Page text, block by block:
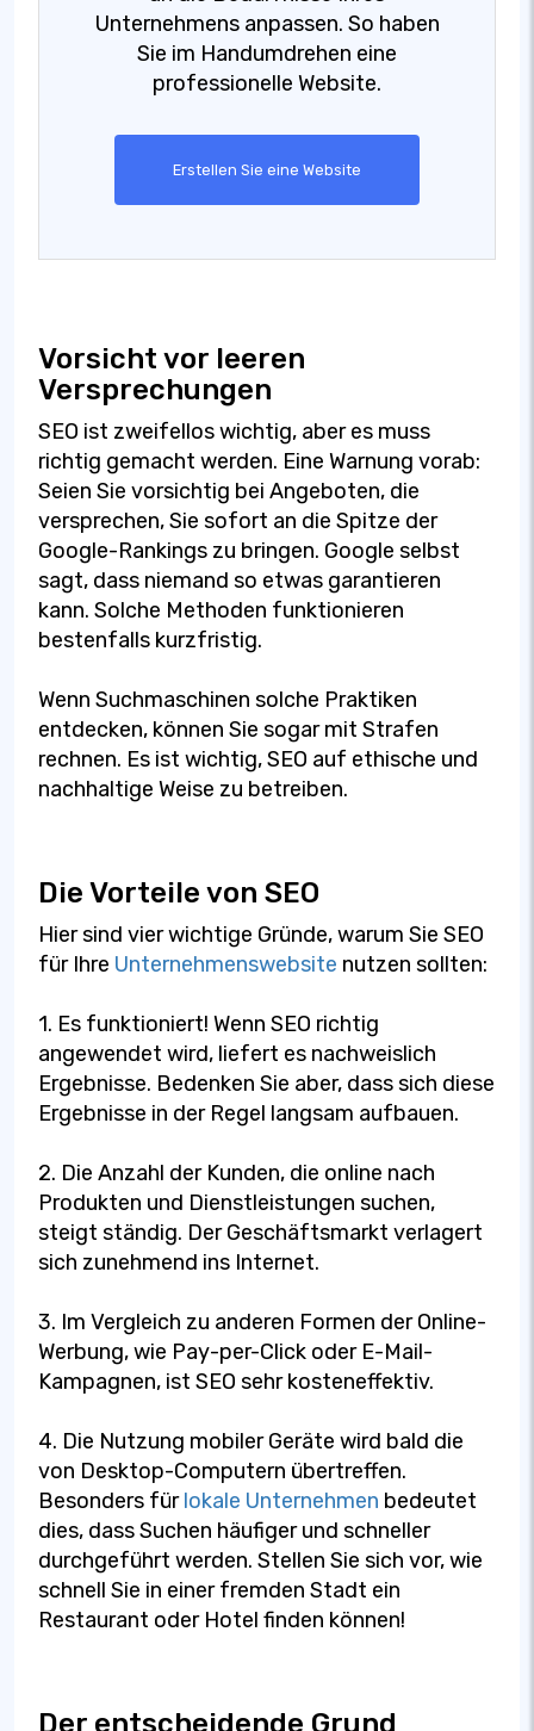
Unternehmens anpassen. So haben
Sie im Handumdrehen eine
professionelle Website.
Erstellen Sie eine Website
Vorsicht vor leeren
Versprechungen
SEO ist zweifellos wichtig, aber es muss
richtig gemacht werden. Eine Warnung vorab:
Seien Sie vorsichtig bei Angeboten, die
versprechen, Sie sofort an die Spitze der
Google-Rankings zu bringen. Google selbst
sagt, dass niemand so etwas garantieren
kann. Solche Methoden funktionieren
bestenfalls kurzfristig.
Wenn Suchmaschinen solche Praktiken
entdecken, können Sie sogar mit Strafen
rechnen. Es ist wichtig, SEO auf ethische und
nachhaltige Weise zu betreiben.
Die Vorteile von SEO
Hier sind vier wichtige Gründe, warum Sie SEO
für Ihre Unternehmenswebsite nutzen sollten:
1. Es funktioniert! Wenn SEO richtig
angewendet wird, liefert es nachweislich
Ergebnisse. Bedenken Sie aber, dass sich diese
Ergebnisse in der Regel langsam aufbauen.
2. Die Anzahl der Kunden, die online nach
Produkten und Dienstleistungen suchen,
steigt ständig. Der Geschäftsmarkt verlagert
sich zunehmend ins Internet.
3. Im Vergleich zu anderen Formen der Online-
Werbung, wie Pay-per-Click oder E-Mail-
Kampagnen, ist SEO sehr kosteneffektiv.
4. Die Nutzung mobiler Geräte wird bald die
von Desktop-Computern übertreffen.
Besonders fürlokale Unternehmen bedeutet
dies, dass Suchen häufiger und schneller
durchgeführt werden. Stellen Sie sich vor, wie
schnell Sie in einer fremden Stadt ein
Restaurant oder Hotel finden können!
Der entscheidende Grund